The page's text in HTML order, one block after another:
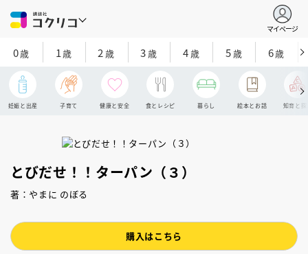
マイページ
0歳 1歳 2 歳 3歳 4歳 5歳 6歳
妊娠と出産 子育て 健康と安全 食とレシピ 暮らし 絵本とお話 知育と探
とびだせ！！ターパン（３）
著：やまに のぼる
購入はこちら